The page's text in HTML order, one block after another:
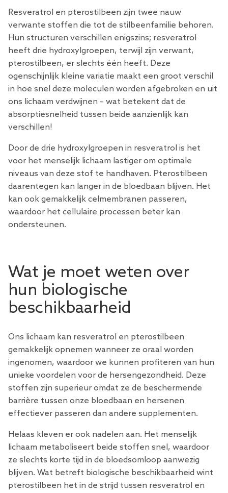
Resveratrol en pterostilbeen zijn twee nauw
verwante stoffen die tot de stilbeenfamilie behoren.
Hun structuren verschillen enigszins; resveratrol
heeft drie hydroxylgroepen, terwijl zijn verwant,
pterostilbeen, er slechts één heeft. Deze
ogenschijnlijk kleine variatie maakt een groot verschil
in hoe snel deze moleculen worden afgebroken en uit
ons lichaam verdwijnen – wat betekent dat de
absorptiesnelheid tussen beide aanzienlijk kan
verschillen!
Door de drie hydroxylgroepen in resveratrol is het
voor het menselijk lichaam lastiger om optimale
niveaus van deze stof te handhaven. Pterostilbeen
daarentegen kan langer in de bloedbaan blijven. Het
kan ook gemakkelijk celmembranen passeren,
waardoor het cellulaire processen beter kan
ondersteunen.
Wat je moet weten over
hun biologische
beschikbaarheid
Ons lichaam kan resveratrol en pterostilbeen
gemakkelijk opnemen wanneer ze oraal worden
ingenomen, waardoor we kunnen profiteren van hun
unieke voordelen voor de hersengezondheid. Deze
stoffen zijn superieur omdat ze de beschermende
barrière tussen onze bloedbaan en hersenen
effectiever passeren dan andere supplementen.
Helaas kleven er ook nadelen aan. Het menselijk
lichaam metaboliseert beide stoffen snel, waardoor
ze slechts korte tijd in de bloedsomloop aanwezig
blijven. Wat betreft biologische beschikbaarheid wint
pterostilbeen het in de strijd tussen resveratrol en